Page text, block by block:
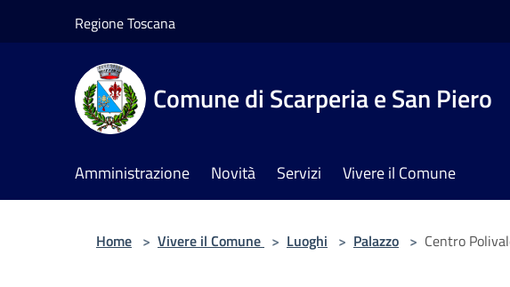
Regione Toscana
Comune di Scarperia e San Piero
Amministrazione Novità Servizi Vivere il Comune
Home > Vivere il Comune > Luoghi > Palazzo > Centro